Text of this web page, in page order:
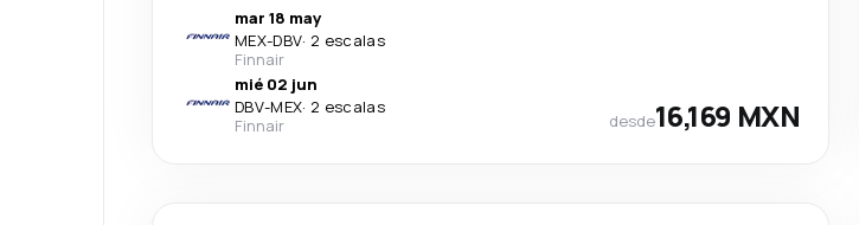
mar 18 may
MEX-DBV· 2 escalas
Finnair
mié 02 jun
DBV-MEX· 2 escalas
Finnair
desde16,169 MXN